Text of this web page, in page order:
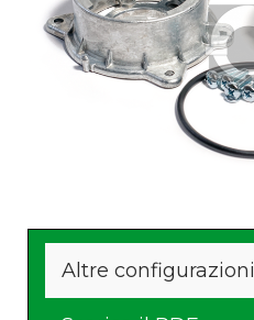
Altre configurazioni